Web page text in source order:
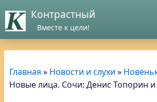
Контрастный
Вместе к цели!
Главная » Новости и слухи »
Новые лица. Сочи: Денис Топорин и